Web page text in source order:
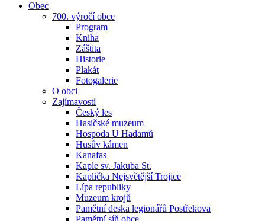
Obec
700. výročí obce
Program
Kniha
Záštita
Historie
Plakát
Fotogalerie
O obci
Zajímavosti
Český les
Hasičské muzeum
Hospoda U Hadamů
Husův kámen
Kanafas
Kaple sv. Jakuba St.
Kaplička Nejsvětější Trojice
Lípa republiky
Muzeum krojů
Pamětní deska legionářů Postřekova
Pamětní síň obce